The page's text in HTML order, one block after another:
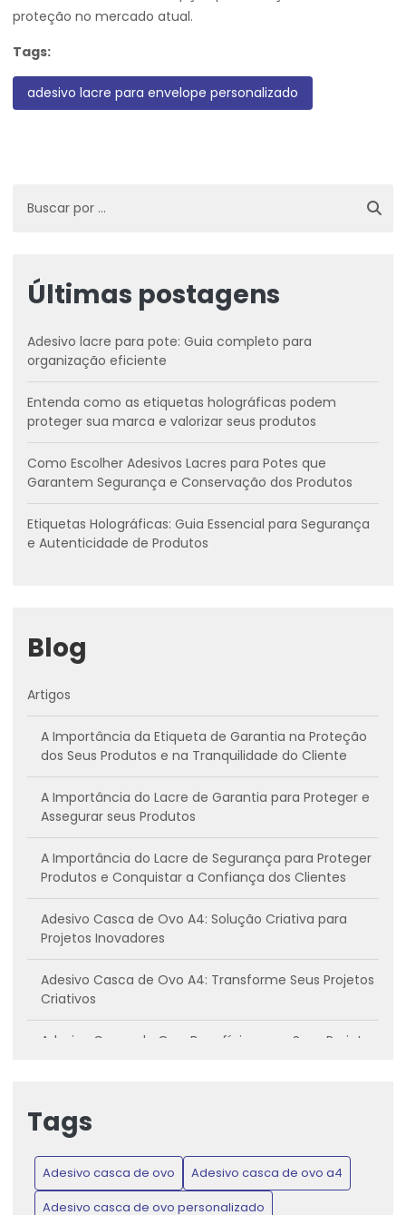
proteção no mercado atual.
Tags:
adesivo lacre para envelope personalizado
Últimas postagens
Adesivo lacre para pote: Guia completo para
organização eficiente
Entenda como as etiquetas holográficas podem
proteger sua marca e valorizar seus produtos
Como Escolher Adesivos Lacres para Potes que
Garantem Segurança e Conservação dos Produtos
Etiquetas Holográficas: Guia Essencial para Segurança
e Autenticidade de Produtos
Blog
Artigos
A Importância da Etiqueta de Garantia na Proteção
dos Seus Produtos e na Tranquilidade do Cliente
A Importância do Lacre de Garantia para Proteger e
Assegurar seus Produtos
A Importância do Lacre de Segurança para Proteger
Produtos e Conquistar a Confiança dos Clientes
Adesivo Casca de Ovo A4: Solução Criativa para
Projetos Inovadores
Adesivo Casca de Ovo A4: Transforme Seus Projetos
Criativos
Adesivo Casca de Ovo: Benefícios para Seus Projetos
como utilizar
Adesivo Casca de Ovo: Inovação para Projetos
Criativos e Práticos
Tags
Adesivo casca de ovo
Adesivo casca de ovo a4
Adesivo casca de ovo personalizado